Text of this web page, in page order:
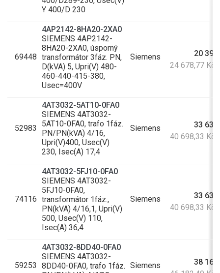
Y 400/D 230
69448
4AP2142-8HA20-2XA0
SIEMENS 4AP2142-
8HA20-2XA0, úsporný
transformátor 3fáz. PN,
D(kVA) 5, Upri(V) 480-
460-440-415-380,
Usec=400V
Siemens
20
24 678,77 Kč
52983
4AT3032-5AT10-0FA0
SIEMENS 4AT3032-
5AT10-0FA0, trafo 1fáz.
PN/PN(kVA) 4/16,
Upri(V)400, Usec(V)
230, Isec(A) 17,4
Siemens
33
40 698,33 Kč
74116
4AT3032-5FJ10-0FA0
SIEMENS 4AT3032-
5FJ10-0FA0,
transformátor 1fáz.,
PN(kVA) 4/16,1, Upri(V)
500, Usec(V) 110,
Isec(A) 36,4
Siemens
33
40 698,33 Kč
59253
4AT3032-8DD40-0FA0
SIEMENS 4AT3032-
8DD40-0FA0, trafo 1fáz. Siemens
38